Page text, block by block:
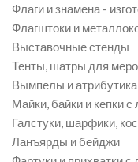
Флаги и знамена -
Флагштоки и
Выставочные стенды
Тенты, шатры для
Вымпелы и
Майки, байки и кепки с
Галстуки, шарфики,
Ланъярды и бейджи